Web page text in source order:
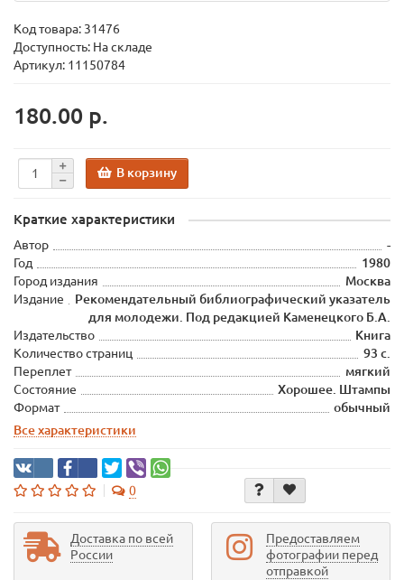
Код товара: 31476
Доступность: На складе
Артикул: 11150784
180.00 р.
В корзину
Краткие характеристики
Автор
-
Год
1980
Город издания
Москва
Издание
Рекомендательный библиографический указатель
для молодежи. Под редакцией Каменецкого Б.А.
Издательство
Книга
Количество страниц
93 с.
Переплет
мягкий
Состояние
Хорошее. Штампы
Формат
обычный
Все характеристики
0
Доставка по всей
России
Предоставляем
фотографии перед
отправкой